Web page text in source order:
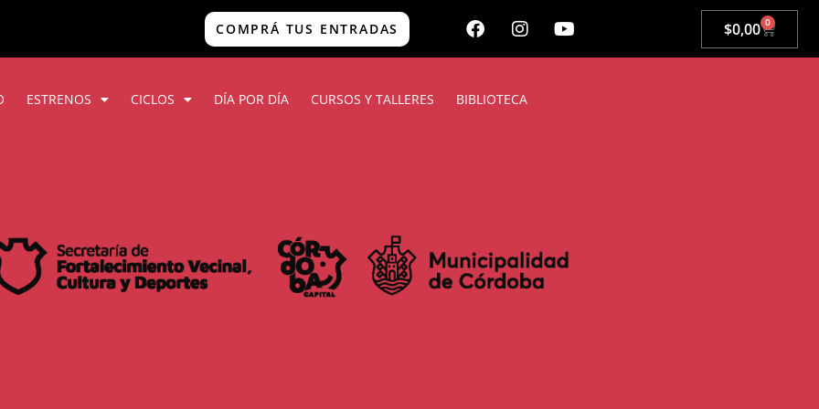
COMPRÁ TUS ENTRADAS $0,00 0
ESTRENOS CICLOS DÍA POR DÍA CURSOS Y TALLERES BIBLIOTECA